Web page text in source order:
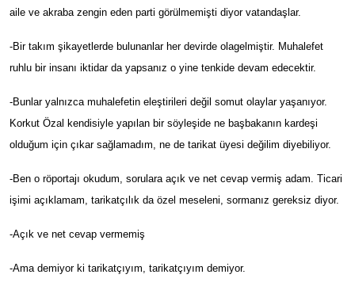
aile ve akraba zengin eden parti görülmemişti diyor vatandaşlar.
-Bir takım şikayetlerde bulunanlar her devirde olagelmiştir. Muhalefet
ruhlu bir insanı iktidar da yapsanız o yine tenkide devam edecektir.
-Bunlar yalnızca muhalefetin eleştirileri değil somut olaylar yaşanıyor.
Korkut Özal kendisiyle yapılan bir söyleşide ne başbakanın kardeşi
olduğum için çıkar sağlamadım, ne de tarikat üyesi değilim diyebiliyor.
-Ben o röportajı okudum, sorulara açık ve net cevap vermiş adam. Ticari
işimi açıklamam, tarikatçılık da özel meseleni, sormanız gereksiz diyor.
-Açık ve net cevap vermemiş
-Ama demiyor ki tarikatçıyım, tarikatçıyım demiyor.